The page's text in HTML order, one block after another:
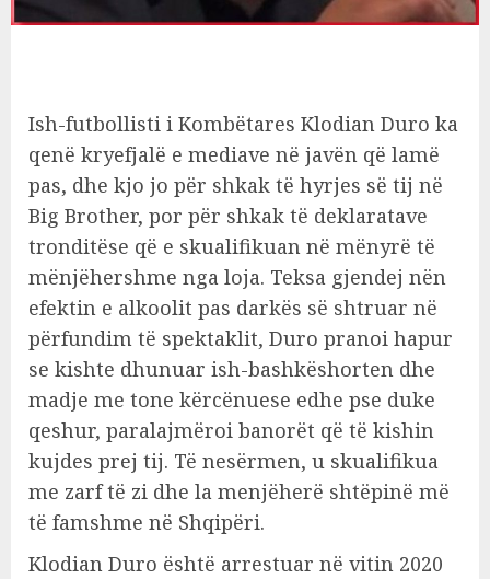
Ish-futbollisti i Kombëtares Klodian Duro ka
qenë kryefjalë e mediave në javën që lamë
pas, dhe kjo jo për shkak të hyrjes së tij në
Big Brother, por për shkak të deklaratave
tronditëse që e skualifikuan në mënyrë të
mënjëhershme nga loja. Teksa gjendej nën
efektin e alkoolit pas darkës së shtruar në
përfundim të spektaklit, Duro pranoi hapur
se kishte dhunuar ish-bashkëshorten dhe
madje me tone kërcënuese edhe pse duke
qeshur, paralajmëroi banorët që të kishin
kujdes prej tij. Të nesërmen, u skualifikua
me zarf të zi dhe la menjëherë shtëpinë më
të famshme në Shqipëri.
Klodian Duro është arrestuar në vitin 2020